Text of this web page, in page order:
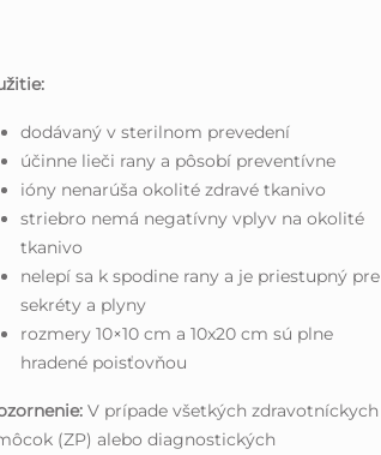
dodávaný v sterilnom prevedení
účinne lieči rany a pôsobí preventívne
ióny nenarúša okolité zdravé tkanivo
striebro nemá negatívny vplyv na okolité
tkanivo
nelepí sa k spodine rany a je priestupný pre
sekréty a plyny
rozmery 10×10 cm a 10x20 cm sú plne
hradené poisťovňou
V prípade všetkých zdravotníckych
(ZP) alebo diagnostických